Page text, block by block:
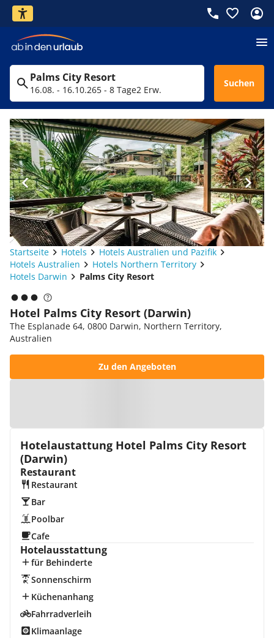
Palms City Resort
16.08. - 16.10.265 - 8 Tage2 Erw.
Suchen
Startseite Hotels
Hotels Australien und Pazifik
Hotels Australien
Hotels Northern Territory
Hotels Darwin
Palms City Resort
Hotel Palms City Resort (Darwin)
The Esplanade 64, 0800 Darwin, Northern Territory,
Australien
Zu den Angeboten
Hotelaustattung Hotel Palms City Resort
(Darwin)
Restaurant
Restaurant
Bar
Poolbar
Cafe
Hotelausstattung
für Behinderte
Sonnenschirm
Küchenanhang
Fahrradverleih
Klimaanlage